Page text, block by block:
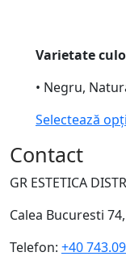
Varietate
• Negru,
Selectează
Contact
GR ESTETICA
Calea Bucuresti
Telefon: +40